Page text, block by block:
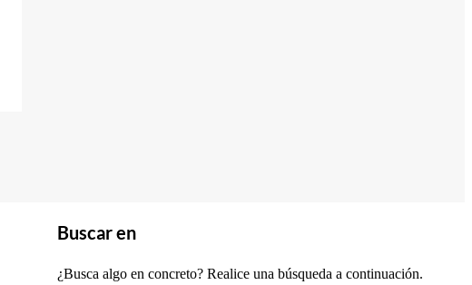
Buscar en
¿Busca algo en concreto? Realice una búsqueda a continuación.